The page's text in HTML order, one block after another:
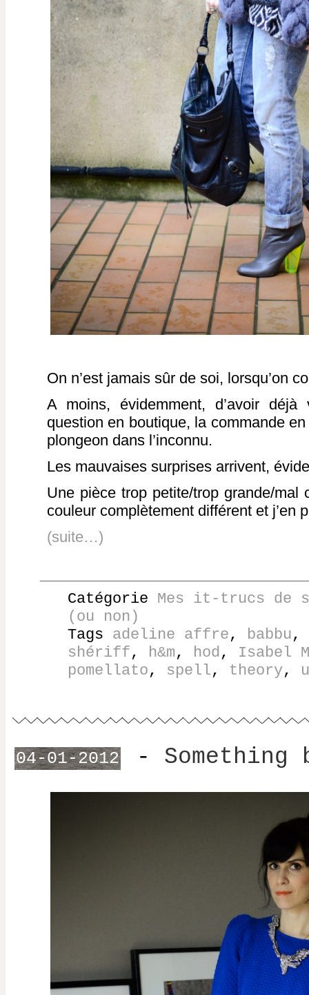
On n’est jamais sûr de soi, lorsqu’on
A moins, évidemment, d’avoir
question en boutique, la commande
plongeon dans l’inconnu.
Les mauvaises surprises arrivent,
Une pièce trop petite/trop grande/mal
couleur complètement différent et
(suite…)
Catégorie Mes it-trucs de
(ou non)
Tags adeline affre, babbu,
shériff, h&m, hod, Isabel
pomellato, spell, theory,
04-01-2012 - Something